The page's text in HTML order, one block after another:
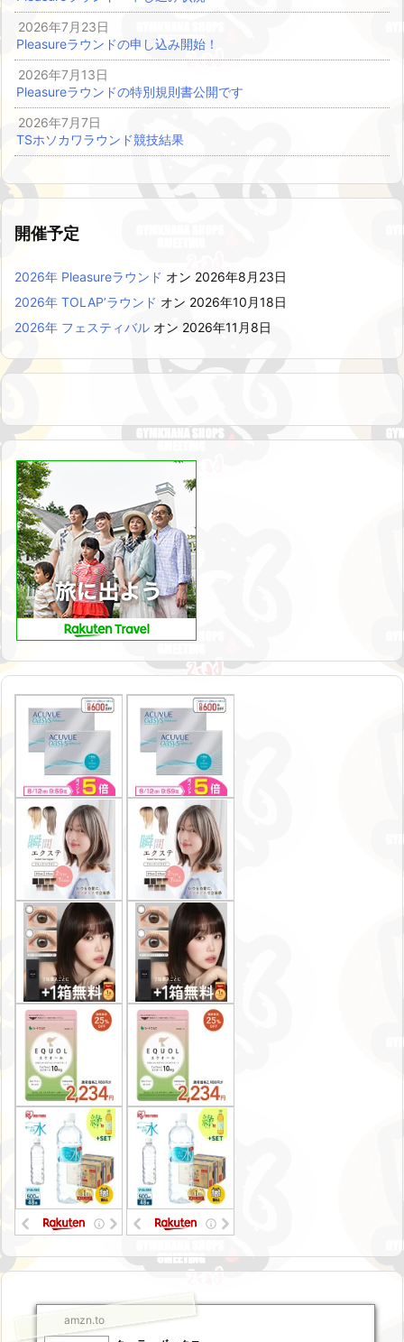
2026年7月23日
Pleasureラウンドの申し込み開始！
2026年7月13日
Pleasureラウンドの特別規則書公開です
2026年7月7日
TSホソカワラウンド競技結果
開催予定
2026年 Pleasureラウンド オン 2026年8月23日
2026年 TOLAP’ラウンド オン 2026年10月18日
2026年 フェスティバル オン 2026年11月8日
amzn.to